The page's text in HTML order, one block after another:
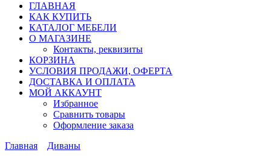
ГЛАВНАЯ
КАК КУПИТЬ
КАТАЛОГ МЕБЕЛИ
О МАГАЗИНЕ
Контакты, реквизиты
КОРЗИНА
УСЛОВИЯ ПРОДАЖИ, ОФЕРТА
ДОСТАВКА И ОПЛАТА
МОЙ АККАУНТ
Избранное
Сравнить товары
Оформление заказа
Главная
Диваны